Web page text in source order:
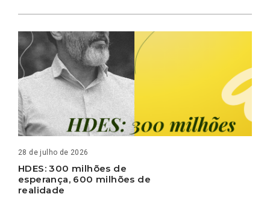
28 de julho de 2026
HDES: 300 milhões de
esperança, 600 milhões de
realidade